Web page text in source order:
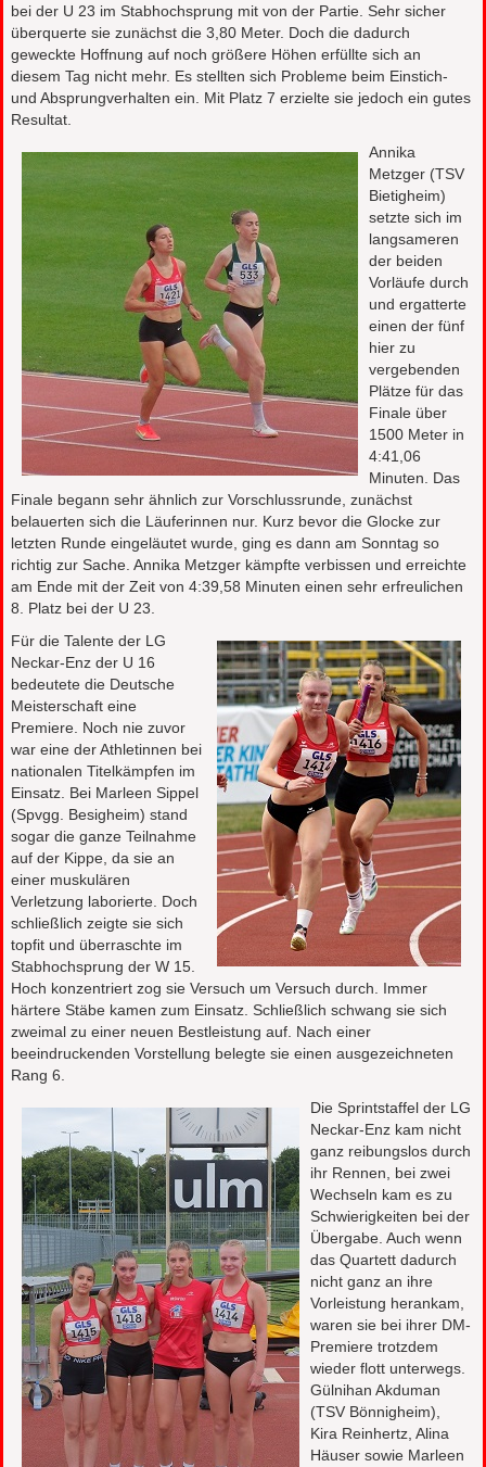
bei der U 23 im Stabhochsprung mit von der Partie. Sehr sicher
überquerte sie zunächst die 3,80 Meter. Doch die dadurch
geweckte Hoffnung auf noch größere Höhen erfüllte sich an
diesem Tag nicht mehr. Es stellten sich Probleme beim Einstich-
und Absprungverhalten ein. Mit Platz 7 erzielte sie jedoch ein gutes
Resultat.
Annika
Metzger (TSV
Bietigheim)
setzte sich im
langsameren
der beiden
Vorläufe durch
und ergatterte
einen der fünf
hier zu
vergebenden
Plätze für das
Finale über
1500 Meter in
4:41,06
Minuten. Das
Finale begann sehr ähnlich zur Vorschlussrunde, zunächst
belauerten sich die Läuferinnen nur. Kurz bevor die Glocke zur
letzten Runde eingeläutet wurde, ging es dann am Sonntag so
richtig zur Sache. Annika Metzger kämpfte verbissen und erreichte
am Ende mit der Zeit von 4:39,58 Minuten einen sehr erfreulichen
8. Platz bei der U 23.
Für die Talente der LG
Neckar-Enz der U 16
bedeutete die Deutsche
Meisterschaft eine
Premiere. Noch nie zuvor
war eine der Athletinnen bei
nationalen Titelkämpfen im
Einsatz. Bei Marleen Sippel
(Spvgg. Besigheim) stand
sogar die ganze Teilnahme
auf der Kippe, da sie an
einer muskulären
Verletzung laborierte. Doch
schließlich zeigte sie sich
topfit und überraschte im
Stabhochsprung der W 15.
Hoch konzentriert zog sie Versuch um Versuch durch. Immer
härtere Stäbe kamen zum Einsatz. Schließlich schwang sie sich
zweimal zu einer neuen Bestleistung auf. Nach einer
beeindruckenden Vorstellung belegte sie einen ausgezeichneten
Rang 6.
Die Sprintstaffel der LG
Neckar-Enz kam nicht
ganz reibungslos durch
ihr Rennen, bei zwei
Wechseln kam es zu
Schwierigkeiten bei der
Übergabe. Auch wenn
das Quartett dadurch
nicht ganz an ihre
Vorleistung herankam,
waren sie bei ihrer DM-
Premiere trotzdem
wieder flott unterwegs.
Gülnihan Akduman
(TSV Bönnigheim),
Kira Reinhertz, Alina
Häuser sowie Marleen